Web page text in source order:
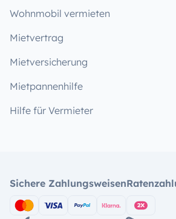
Wohnmobil vermieten
Mietvertrag
Mietversicherung
Mietpannenhilfe
Hilfe für Vermieter
Sichere Zahlungsweisen